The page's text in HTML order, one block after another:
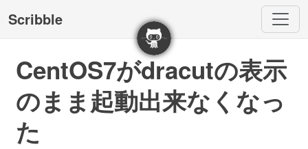
Scribble
CentOS7がdracutの表示
のまま起動出来なくなっ
た